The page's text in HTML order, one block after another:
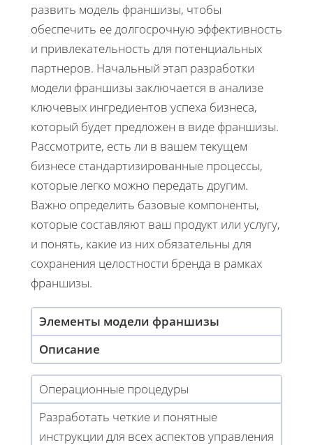
развить модель франшизы, чтобы
обеспечить ее долгосрочную эффективность
и привлекательность для потенциальных
партнеров. Начальный этап разработки
модели франшизы заключается в анализе
ключевых ингредиентов успеха бизнеса,
который будет предложен в виде франшизы.
Рассмотрите, есть ли в вашем текущем
бизнесе стандартизированные процессы,
которые легко можно передать другим.
Важно определить базовые компоненты,
которые составляют ваш продукт или услугу,
и понять, какие из них обязательны для
сохранения целостности бренда в рамках
франшизы.
Элементы модели франшизы
Описание
Операционные процедуры
Разработать четкие и понятные
инструкции для всех аспектов управления